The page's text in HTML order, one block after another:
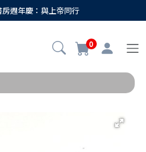
週年慶：與上帝同行
0